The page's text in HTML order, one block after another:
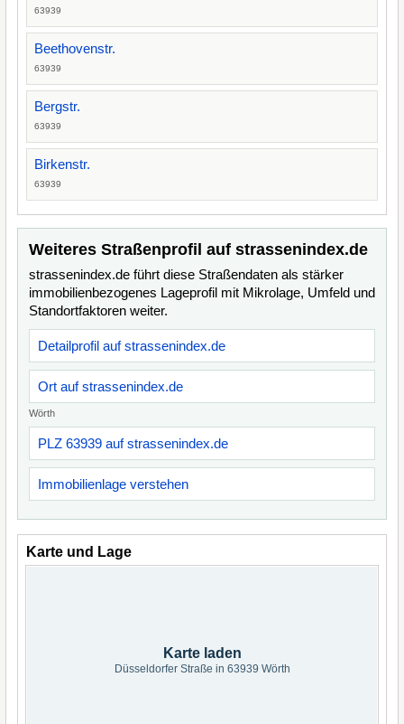
63939
Beethovenstr.
63939
Bergstr.
63939
Birkenstr.
63939
Weiteres Straßenprofil auf strassenindex.de
strassenindex.de führt diese Straßendaten als stärker
immobilienbezogenes Lageprofil mit Mikrolage, Umfeld und
Standortfaktoren weiter.
Detailprofil auf strassenindex.de
Ort auf strassenindex.de
Wörth
PLZ 63939 auf strassenindex.de
Immobilienlage verstehen
Karte und Lage
Karte laden
Düsseldorfer Straße in 63939 Wörth